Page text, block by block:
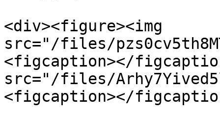
<div><figure><img
src="/files/
<figcaption></
src="/files/
<figcaption></